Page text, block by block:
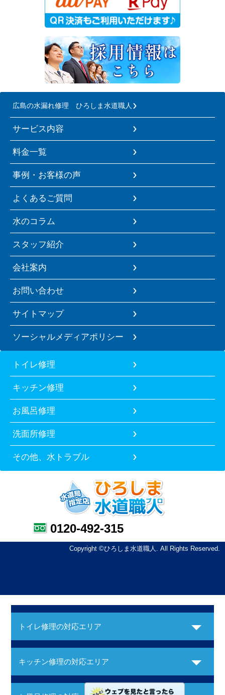
広島の水漏れ修理 ひろしま水道職人
サービス内容
料金一覧
事例・お客様の声
よくあるご質問
水のコラム
スタッフ紹介
会社案内
お問い合わせ
サイトマップ
ソーシャルメディアポリシー
トイレ修理
キッチン修理
お風呂修理
洗面所修理
その他、水トラブル
0120-492-315
Copyright ©ひろしま水道職人. All Rights Reserved.
トイレ修理の対応エリア
キッチン修理の対応エリア